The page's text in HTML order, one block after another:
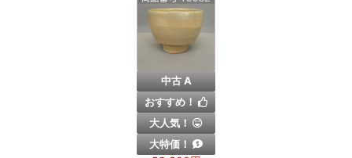
中古 A
おすすめ！
大人気！
大特価！